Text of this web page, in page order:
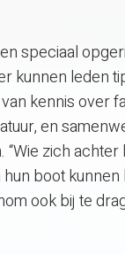
speciaal
kunnen leden
kennis over
en
zich
boot
ook bij te